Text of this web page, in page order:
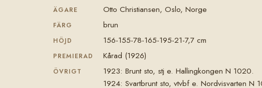
ÄGARE Otto Christiansen, Oslo, Norge
FÄRG brun
HÖJD 156-155-78-165-195-21-7,7 cm
PREMIERAD Kårad (1926)
ÖVRIGT
1923: Brunt sto, stj e. Hallingkongen N 1020.
1924: Svartbrunt sto, vtvbf e. Nordvisvarten N